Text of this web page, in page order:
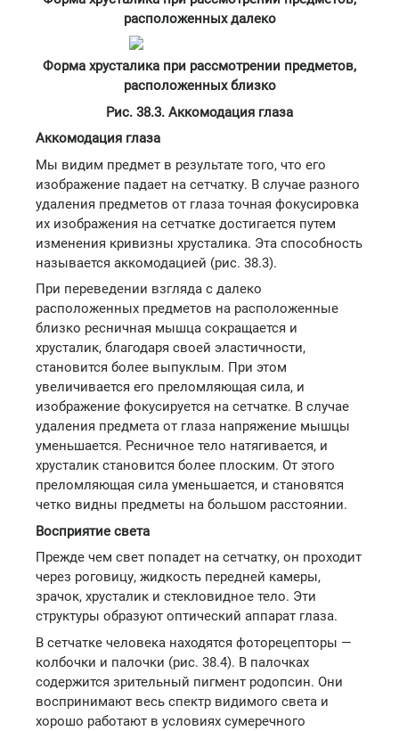
расположенных далеко
Форма хрусталика при рассмотрении предметов,
расположенных близко
Рис. 38.3. Аккомодация глаза
Аккомодация глаза
Мы видим предмет в результате того, что его
изображение падает на сетчатку. В случае разного
удаления предметов от глаза точная фокусировка
их изображения на сетчатке достигается путем
изменения кривизны хрусталика. Эта способность
называется аккомодацией (рис. 38.3).
При переведении взгляда с далеко
расположенных предметов на расположенные
близко ресничная мышца сокращается и
хрусталик, благодаря своей эластичности,
становится более выпуклым. При этом
увеличивается его преломляющая сила, и
изображение фокусируется на сетчатке. В случае
удаления предмета от глаза напряжение мышцы
уменьшается. Ресничное тело натягивается, и
хрусталик становится более плоским. От этого
преломляющая сила уменьшается, и становятся
четко видны предметы на большом расстоянии.
Восприятие света
Прежде чем свет попадет на сетчатку, он проходит
через роговицу, жидкость передней камеры,
зрачок, хрусталик и стекловидное тело. Эти
структуры образуют оптический аппарат глаза.
В сетчатке человека находятся фоторецепторы —
колбочки и палочки (рис. 38.4). В палочках
содержится зрительный пигмент родопсин. Они
воспринимают весь спектр видимого света и
хорошо работают в условиях сумеречного